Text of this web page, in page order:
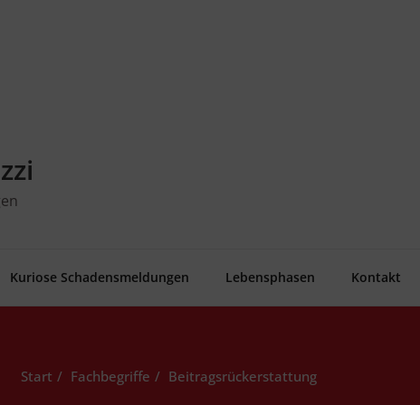
Kurio­se Schadensmeldungen Lebens­pha­sen Kon­takt
Start Fachbegriffe Bei­trags­rück­erstat­tung